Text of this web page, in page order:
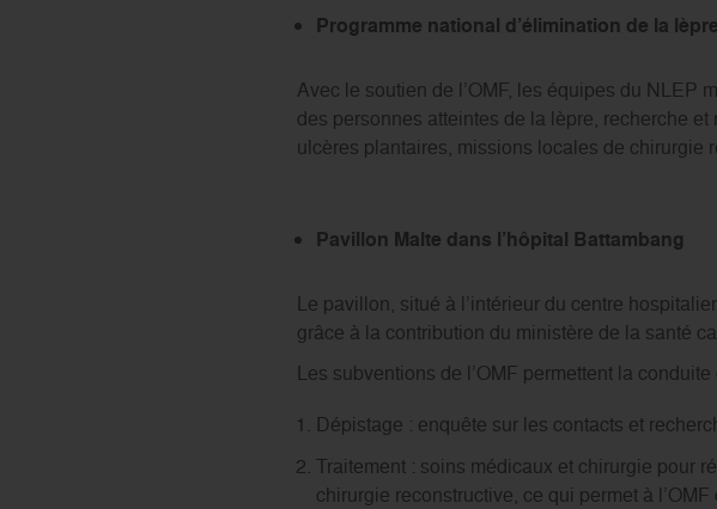
Programme national d’élimination de la
Avec le soutien de l’OMF, les équipes du NLEP
des personnes atteintes de la lèpre, recherche
ulcères plantaires, missions locales de chirurgie
Pavillon Malte dans l’hôpital Battambang
Le pavillon, situé à l’intérieur du centre
grâce à la contribution du ministère de la santé
Les subventions de l’OMF permettent la
Dépistage : enquête sur les contacts et
Traitement : soins médicaux et chirurgie pour
chirurgie reconstructive, ce qui permet à